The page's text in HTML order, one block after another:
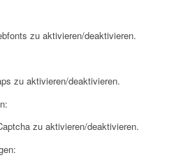
zu aktivieren/deaktivieren.
zu aktivieren/deaktivieren.
zu aktivieren/deaktivieren.